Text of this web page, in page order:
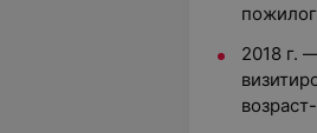
2018 г.